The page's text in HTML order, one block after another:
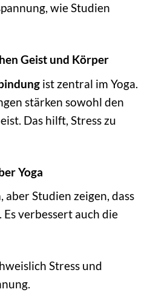
wie Studien
Geist und Körper
ist zentral im Yoga.
stärken sowohl den
Das hilft, Stress zu
Yoga
Studien zeigen, dass
Es verbessert auch die
Stress und